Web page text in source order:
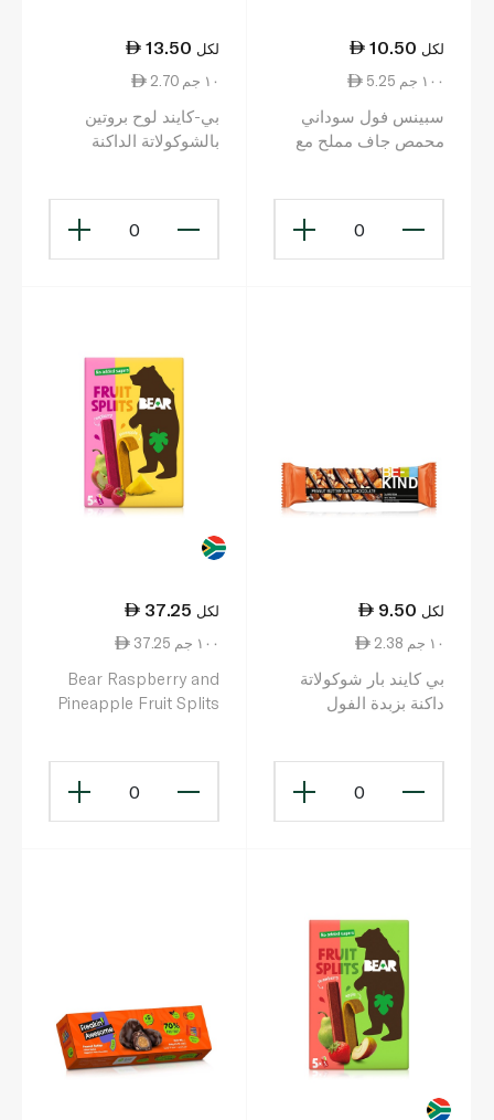
10.50 لكل
5.25 ١٠٠ جم
سبينس فول سوداني
محمص جاف مملح مع
0
13.50 لكل
2.70 ١٠ جم
بي-كايند لوح بروتين
بالشوكولاتة الداكنة
0
9.50 لكل
2.38 ١٠ جم
بي كايند بار شوكولاتة
داكنة بزبدة الفول
0
37.25 لكل
37.25 ١٠٠ جم
Bear Raspberry and
Pineapple Fruit Splits
0